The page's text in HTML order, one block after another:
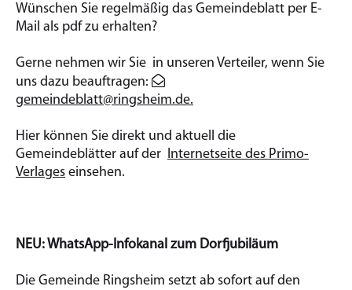
Wünschen Sie regelmäßig das Gemeindeblatt per E-
Mail als pdf zu erhalten?
Gerne nehmen wir Sie in unseren Verteiler, wenn Sie
uns dazu beauftragen:
gemeindeblatt@ringsheim.de.
Hier können Sie direkt und aktuell die
Gemeindeblätter auf der Internetseite des Primo-
Verlages einsehen.
NEU: WhatsApp-Infokanal zum Dorfjubiläum
Die Gemeinde Ringsheim setzt ab sofort auf den